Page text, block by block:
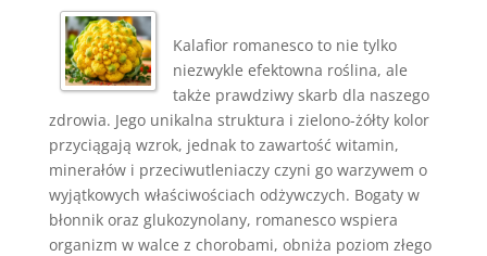
Kalafior romanesco to nie tylko
niezwykle efektowna roślina, ale
także prawdziwy skarb dla naszego
zdrowia. Jego unikalna struktura i zielono-żółty kolor
przyciągają wzrok, jednak to zawartość witamin,
minerałów i przeciwutleniaczy czyni go warzywem o
wyjątkowych właściwościach odżywczych. Bogaty w
błonnik oraz glukozynolany, romanesco wspiera
organizm w walce z chorobami, obniża poziom złego